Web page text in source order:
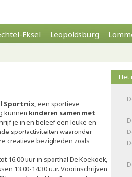
Eksel Leopoldsburg
Sportmix, een sportieve
kunnen kinderen samen met
je in en beleef een leuke en
sportactiviteiten waaronder
creatieve bezigheden zoals
16.00 uur in sporthal De Koekoek,
13.00-14.30 uur. Voorinschrijven
Het